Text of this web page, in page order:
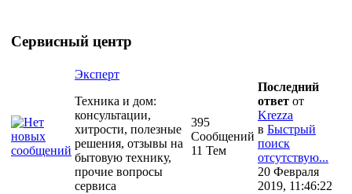
Сервисный центр
Эксперт
Техника и дом:
консультации,
хитрости, полезные
решения, отзывы на
бытовую технику,
прочие вопросы
сервиса
395
Сообщений
11 Тем
Последний
ответ от
Krezza
в Быстрый
поиск
отсутствую...
20 Февраля
2019, 11:46:22